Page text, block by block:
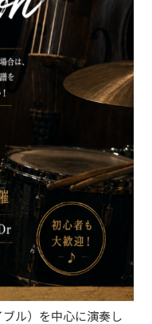
ル）を中心に演奏し